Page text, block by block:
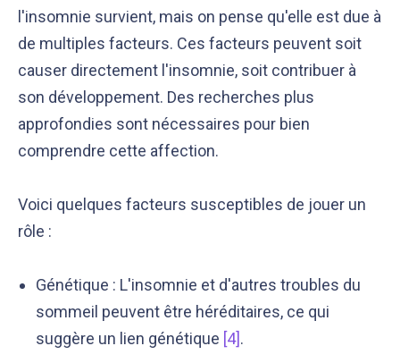
l'insomnie survient, mais on pense qu'elle est due à
de multiples facteurs. Ces facteurs peuvent soit
causer directement l'insomnie, soit contribuer à
son développement. Des recherches plus
approfondies sont nécessaires pour bien
comprendre cette affection.
Voici quelques facteurs susceptibles de jouer un
rôle :
Génétique : L'insomnie et d'autres troubles du
sommeil peuvent être héréditaires, ce qui
suggère un lien génétique [4].